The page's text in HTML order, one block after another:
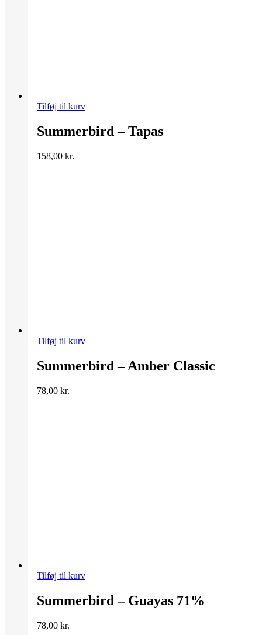
Tilføj til kurv
Summerbird – Tapas
158,00 kr.
Tilføj til kurv
Summerbird – Amber Classic
78,00 kr.
Tilføj til kurv
Summerbird – Guayas 71%
78,00 kr.